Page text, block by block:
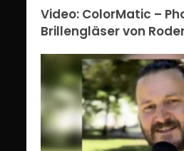
Video: ColorMatic –
Brillengläser von